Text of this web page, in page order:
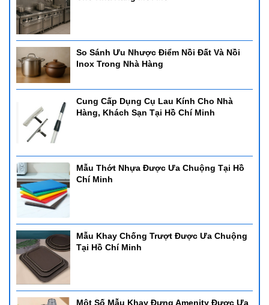
So Sánh Ưu Nhược Điểm Nồi Đất Và Nồi
Inox Trong Nhà Hàng
Cung Cấp Dụng Cụ Lau Kính Cho Nhà
Hàng, Khách Sạn Tại Hồ Chí Minh
Mẫu Thớt Nhựa Được Ưa Chuộng Tại Hồ
Chí Minh
Mẫu Khay Chống Trượt Được Ưa Chuộng
Tại Hồ Chí Minh
Một Số Mẫu Khay Đựng Amenity Được Ưa